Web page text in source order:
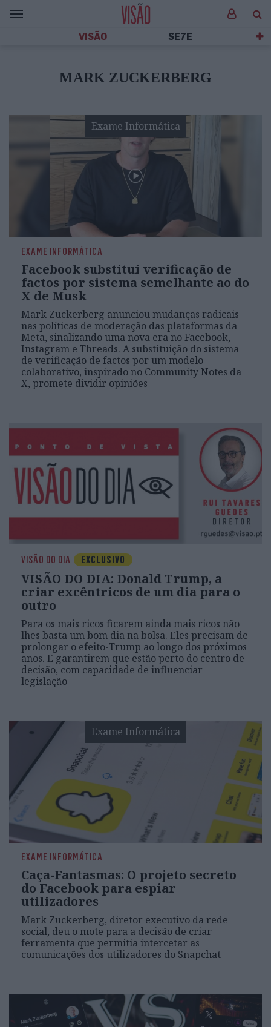
VISÃO SE7E
MARK ZUCKERBERG
Exame Informática
EXAME INFORMÁTICA
Facebook substitui verificação de
factos por sistema semelhante ao do
X de Musk
Mark Zuckerberg anunciou mudanças radicais
nas políticas de moderação das plataformas da
Meta, sinalizando uma nova era no Facebook,
Instagram e Threads. A substituição do sistema
de verificação de factos por um modelo
colaborativo, inspirado no Community Notes da
X, promete dividir opiniões
VISÃO DO DIA EXCLUSIVO
VISÃO DO DIA: Donald Trump, a
criar excêntricos de um dia para o
outro
Para os mais ricos ficarem ainda mais ricos não
lhes basta um bom dia na bolsa. Eles precisam de
prolongar o efeito-Trump ao longo dos próximos
anos. E garantirem que estão perto do centro de
decisão, com capacidade de influenciar
legislação
Exame Informática
EXAME INFORMÁTICA
Caça-Fantasmas: O projeto secreto
do Facebook para espiar
utilizadores
Mark Zuckerberg, diretor executivo da rede
social, deu o mote para a decisão de criar
ferramenta que permitia intercetar as
comunicações dos utilizadores do Snapchat